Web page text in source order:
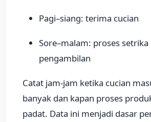
Pagi–siang: terima cucian
Sore–malam: proses setrika
pengambilan
Catat jam-jam ketika cucian
banyak dan kapan proses
padat. Data ini menjadi dasar